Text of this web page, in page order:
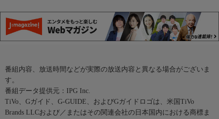
番組内容、放送時間などが実際の放送内容と異なる場合がございま
す。
番組データ提供元：IPG Inc.
TiVo、Gガイド、G-GUIDE、およびGガイドロゴは、米国TiVo
Brands LLCおよび／またはその関連会社の日本国内における商標ま